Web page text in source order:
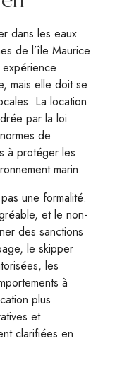
dans les eaux
de l’île Maurice
mais elle doit se
La location
par la loi
de
à protéger les
marin.
une formalité.
et le non-
des sanctions
le skipper
les
à
plus
et
clarifiées en